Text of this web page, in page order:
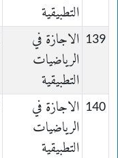
التطبيقية
139 الاجازة في
الرياضيات
التطبيقية
140 الاجازة في
الرياضيات
التطبيقية